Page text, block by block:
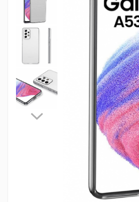
Huse Telefoane
Huse Samsung
Huse Iphone
Huse Huawei
Huse Motorola
Huse Oppo
Huse Nokia